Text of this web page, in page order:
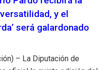
y el
será galardonado
– La Diputación de